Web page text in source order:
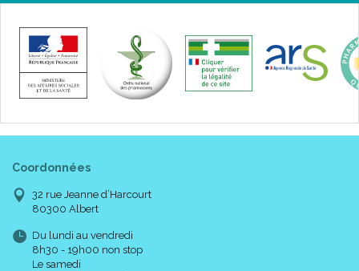
Coordonnées
32 rue Jeanne d’Harcourt
80300 Albert
Du lundi au vendredi
8h30 - 19h00 non stop
Le samedi